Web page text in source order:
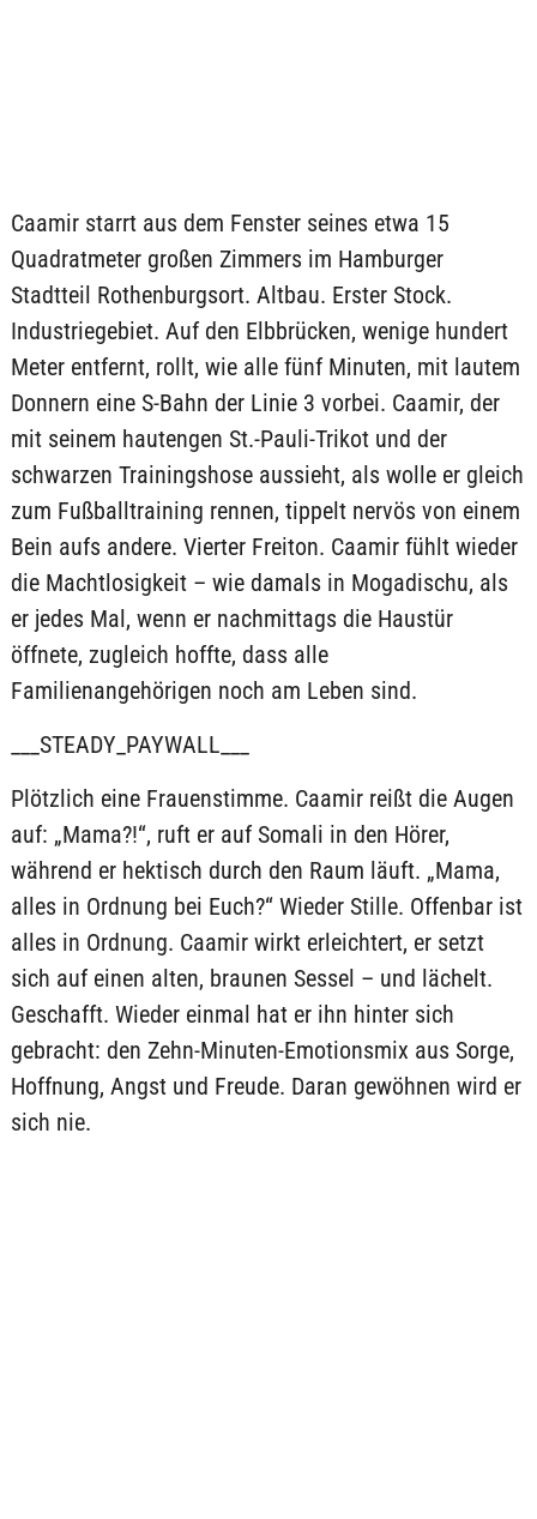
Caamir starrt aus dem Fenster seines etwa 15
Quadratmeter großen Zimmers im Hamburger
Stadtteil Rothenburgsort. Altbau. Erster Stock.
Industriegebiet. Auf den Elbbrücken, wenige hundert
Meter entfernt, rollt, wie alle fünf Minuten, mit lautem
Donnern eine S-Bahn der Linie 3 vorbei. Caamir, der
mit seinem hautengen St.-Pauli-Trikot und der
schwarzen Trainingshose aussieht, als wolle er gleich
zum Fußballtraining rennen, tippelt nervös von einem
Bein aufs andere. Vierter Freiton. Caamir fühlt wieder
die Machtlosigkeit – wie damals in Mogadischu, als
er jedes Mal, wenn er nachmittags die Haustür
öffnete, zugleich hoffte, dass alle
Familienangehörigen noch am Leben sind.
___STEADY_PAYWALL___
Plötzlich eine Frauenstimme. Caamir reißt die Augen
auf: „Mama?!“, ruft er auf Somali in den Hörer,
während er hektisch durch den Raum läuft. „Mama,
alles in Ordnung bei Euch?“ Wieder Stille. Offenbar ist
alles in Ordnung. Caamir wirkt erleichtert, er setzt
sich auf einen alten, braunen Sessel – und lächelt.
Geschafft. Wieder einmal hat er ihn hinter sich
gebracht: den Zehn-Minuten-Emotionsmix aus Sorge,
Hoffnung, Angst und Freude. Daran gewöhnen wird er
sich nie.